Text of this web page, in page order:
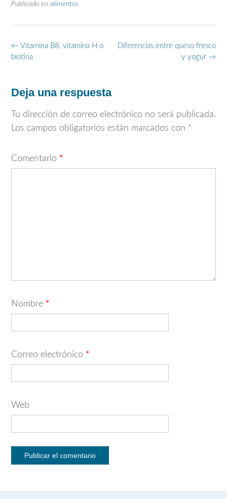
Publicado en alimentos
Navegación
de
Diferencias entre queso fresco
y yogur →
← Vitamina B8, vitamina H o
biotina
Deja una respuesta
Tu dirección de correo electrónico no será publicada.
Los campos obligatorios están marcados con *
Comentario *
Nombre *
Correo electrónico *
Web